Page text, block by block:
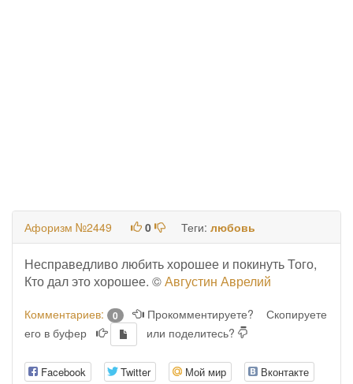
Афоризм №2449 0 Теги: любовь
Несправедливо любить хорошее и покинуть Того,
Кто дал это хорошее. ©Августин Аврелий
Комментариев: 0 Прокомментируете?
Скопируете
его в буфер
или поделитесь?
Facebook Twitter Мой мир
Вконтакте